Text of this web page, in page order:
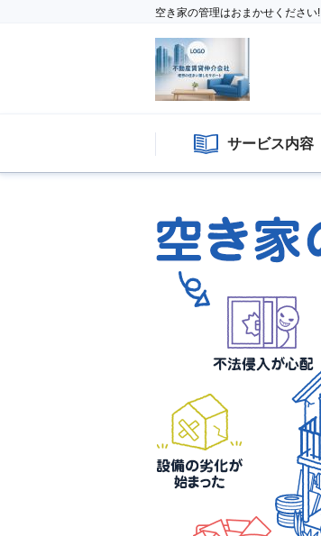
空き家の管理はおまかせください!
サービス内容